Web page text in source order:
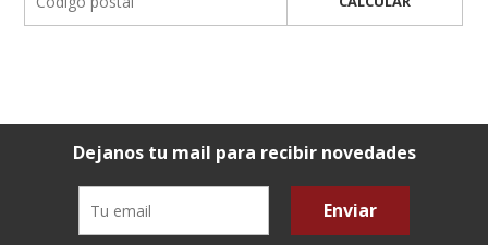
Dejanos tu mail para recibir novedades
Enviar